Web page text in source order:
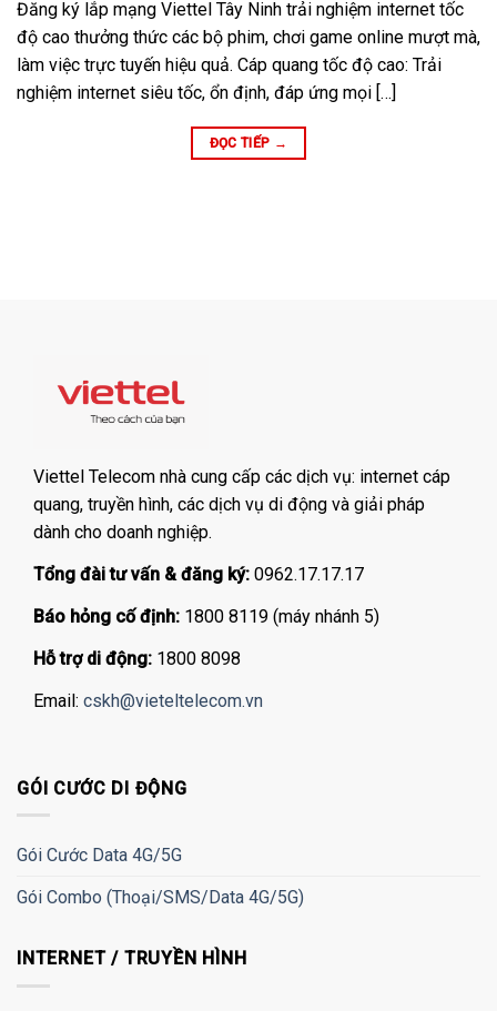
Đăng ký lắp mạng Viettel Tây Ninh trải nghiệm internet tốc
độ cao thưởng thức các bộ phim, chơi game online mượt mà,
làm việc trực tuyến hiệu quả. Cáp quang tốc độ cao: Trải
nghiệm internet siêu tốc, ổn định, đáp ứng mọi […]
ĐỌC TIẾP →
Viettel Telecom nhà cung cấp các dịch vụ: internet cáp
quang, truyền hình, các dịch vụ di động và giải pháp
dành cho doanh nghiệp.
Tổng đài tư vấn & đăng ký: 0962.17.17.17
Báo hỏng cố định: 1800 8119 (máy nhánh 5)
Hỗ trợ di động: 1800 8098
Email: cskh@vieteltelecom.vn
GÓI CƯỚC DI ĐỘNG
Gói Cước Data 4G/5G
Gói Combo (Thoại/SMS/Data 4G/5G)
INTERNET / TRUYỀN HÌNH